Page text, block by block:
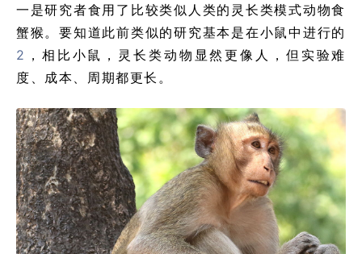
一是研究者食用了比较类似人类的灵长类模式动物食
蟹猴。要知道此前类似的研究基本是在小鼠中进行的
2 ，相比小鼠，灵长类动物显然更像人，但实验难
度、成本、周期都更长。